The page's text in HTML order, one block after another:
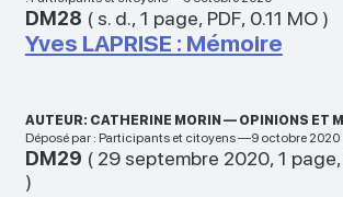
DM28 ( s. d., 1 page, PDF, 0.11 MO)
Yves LAPRISE : Mémoire
AUTEUR: CATHERINE MORIN — OPINIONS ET
Déposé par : Participants et citoyens —9 octobre 2020
DM29 ( 29 septembre 2020, 1 page,
)